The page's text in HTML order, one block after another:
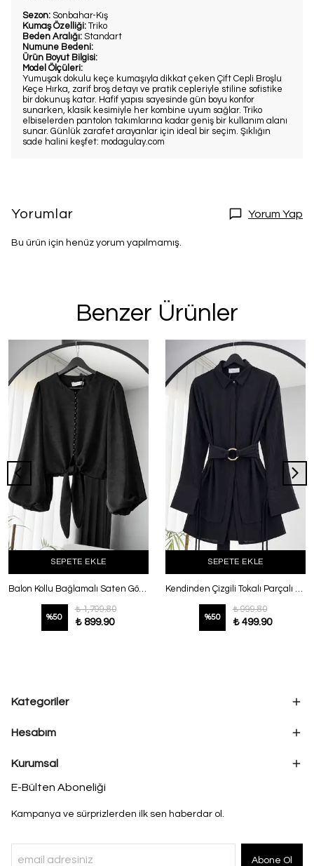
Sezon: Sonbahar-Kış
Kumaş Özelliği: Triko
Beden Aralığı: Standart
Numune Bedeni:
Ürün Boyut Bilgisi:
Model Ölçüleri:
Yumuşak dokulu keçe kumaşıyla dikkat çeken Çift Cepli Broşlu
Keçe Hırka, zarif broş detayı ve pratik cepleriyle stiline sofistike
bir dokunuş katar. Hafif yapısı sayesinde gün boyu konfor
sunarken, klasik kesimiyle her kombine uyum sağlar. Triko
elbiselerden pantolon takımlarına kadar geniş bir kullanım alanı
sunar. Günlük zarafet arayanlar için ideal bir seçim. Şıklığın
sade halini keşfet: modagulay.com
Yorumlar Yorum Yap
Bu ürün için henüz yorum yapılmamış.
Benzer Ürünler
SEPETE EKLE
Balon Kollu Bağlamalı Saten Gömlek Siyah
%50
₺ 1,799.80
₺ 899.90
SEPETE EKLE
Kendinden Çizgili Tokalı Parçalı Lilyum Tunik Siyah
%50
₺ 999.80
₺ 499.90
Kategoriler
Hesabım
Kurumsal
E-Bülten Aboneliği
Kampanya ve sürprizlerden ilk sen haberdar ol.
Abone Ol